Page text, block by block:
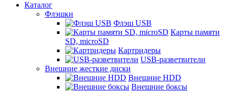
Каталог
Флэшки
Флэш USB
Карты памяти
SD, microSD
Картридеры
USB-разветвители
Внешние жесткие диски
Внешние HDD
Внешние боксы